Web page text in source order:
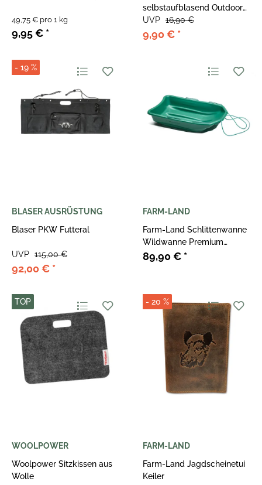
9,95 € *
49,75 € pro 1 kg
selbstaufblasend Outdoor
Sitzkissen
9,90 € *
UVP 16,90 €
- 19 %
BLASER AUSRÜSTUNG
Blaser PKW Futteral
92,00 € *
UVP 115,00 €
FARM-LAND
Farm-Land Schlittenwanne
Wildwanne Premium
Bergewanne
89,90 € *
TOP
WOOLPOWER
Woolpower Sitzkissen aus
Wolle
- 20 %
FARM-LAND
Farm-Land Jagdscheinetui
Keiler